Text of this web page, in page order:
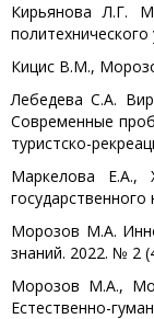
Кирьянова Л.Г.
Кицис В.М.,
Лебедева С.А.
Современные
туристско-
Маркелова Е.А.,
Морозов М.А.
знаний. 2022. № 2
Морозов М.А.,
Естественно-